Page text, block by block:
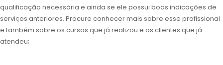
qualificação necessária e ainda se ele possui boas indicações de
serviços anteriores. Procure conhecer mais sobre esse profissional
e também sobre os cursos que já realizou e os clientes que já
atendeu;